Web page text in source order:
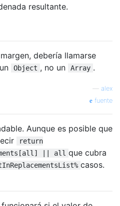
resultante.
debería llamarse
un Object , no un Array .
alex
fuente
Aunque es posible que
return
|| all que cubra
casos.